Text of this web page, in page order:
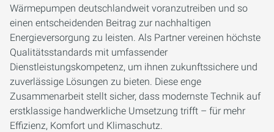
Wärmepumpen deutschlandweit voranzutreiben und so
einen entscheidenden Beitrag zur nachhaltigen
Energieversorgung zu leisten. Als Partner vereinen höchste
Qualitätsstandards mit umfassender
Dienstleistungskompetenz, um ihnen zukunftssichere und
zuverlässige Lösungen zu bieten. Diese enge
Zusammenarbeit stellt sicher, dass modernste Technik auf
erstklassige handwerkliche Umsetzung trifft – für mehr
Effizienz, Komfort und Klimaschutz.